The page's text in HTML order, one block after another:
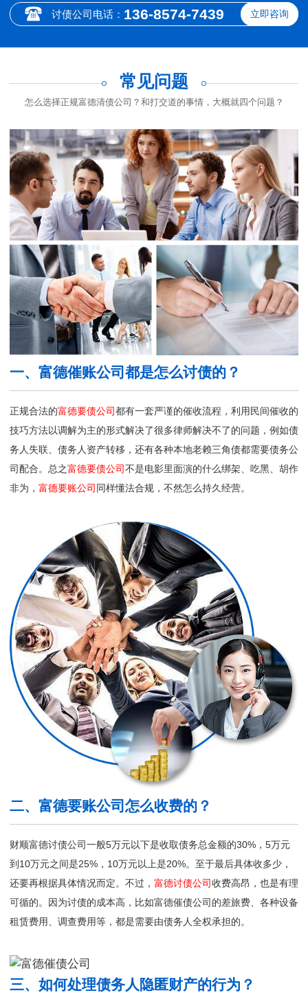
讨债公司电话： 136-8574-7439 立即咨询
常见问题
怎么选择正规富德清债公司？和打交道的事情，大概就四个问题？
一、富德催账公司都是怎么讨债的？
正规合法的富德要债公司都有一套严谨的催收流程，利用民间催收的
技巧方法以调解为主的形式解决了很多律师解决不了的问题，例如债
务人失联、债务人资产转移，还有各种本地老赖三角债都需要债务公
司配合。总之富德要债公司不是电影里面演的什么绑架、吃黑、胡作
非为， 富德要账公司 同样懂法合规，不然怎么持久经营。
二、富德要账公司怎么收费的？
财顺富德讨债公司一般5万元以下是收取债务总金额的30%，5万元
到10万元之间是25%，10万元以上是20%。至于最后具体收多少，
还要再根据具体情况而定。不过， 富德讨债公司收费高昂，也是有理
可循的。因为讨债的成本高，比如富德催债公司的差旅费、各种设备
租赁费用、调查费用等，都是需要由债务人全权承担的。
三、如何处理债务人隐匿财产的行为？